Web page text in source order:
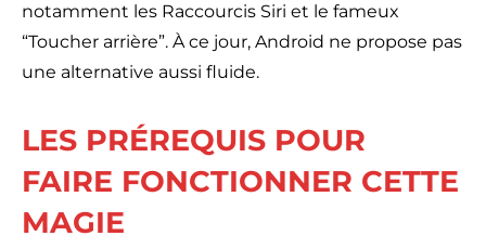
notamment les Raccourcis Siri et le fameux
“Toucher arrière”. À ce jour, Android ne propose pas
une alternative aussi fluide.
LES PRÉREQUIS POUR
FAIRE FONCTIONNER CETTE
MAGIE